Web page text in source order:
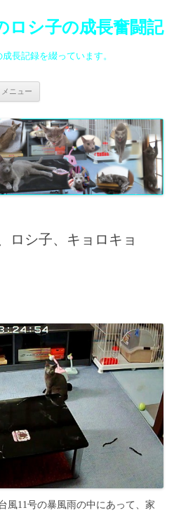
ロシ子の成長奮闘記
長記録を綴っています。
メニュー
ツ
へ
ス
キ
ッ
プ
ロシ子、キョロキョ
風11号の暴風雨の中にあって、家